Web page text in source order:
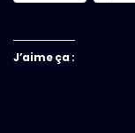
J’aime ça :